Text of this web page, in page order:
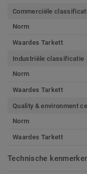
Commerciële
Norm
Waardes Tarkett
Industriële classificatie
Norm
Waardes Tarkett
Quality & environment
Norm
Waardes Tarkett
Technische